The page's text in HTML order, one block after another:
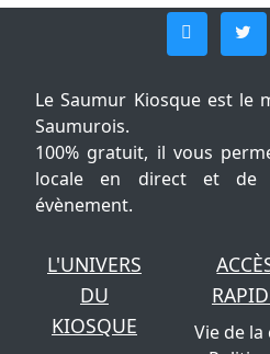
Le Saumur Kiosque est le
Saumurois.
100% gratuit, il vous
locale en direct et de
évènement.
L'UNIVERS
DU
KIOSQUE
Vie de la